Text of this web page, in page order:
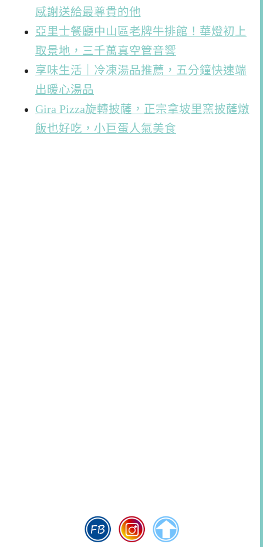
感謝送給最尊貴的他
亞里士餐廳中山區老牌牛排館！華燈初上
取景地，三千萬真空管音響
享味生活｜冷凍湯品推薦，五分鐘快速端
出暖心湯品
Gira Pizza旋轉披薩，正宗拿坡里窯披薩燉
飯也好吃，小巨蛋人氣美食